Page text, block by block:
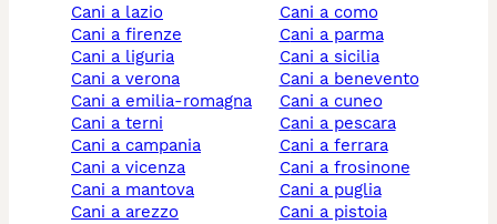
cani a lazio
cani a firenze
cani a liguria
cani a verona
cani a emilia-romagna
cani a terni
cani a campania
cani a vicenza
cani a mantova
cani a arezzo
cani a como
cani a parma
cani a sicilia
cani a benevento
cani a cuneo
cani a pescara
cani a ferrara
cani a frosinone
cani a puglia
cani a pistoia